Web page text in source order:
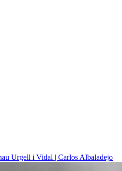
Urgell i Vidal | Carlos Albaladejo